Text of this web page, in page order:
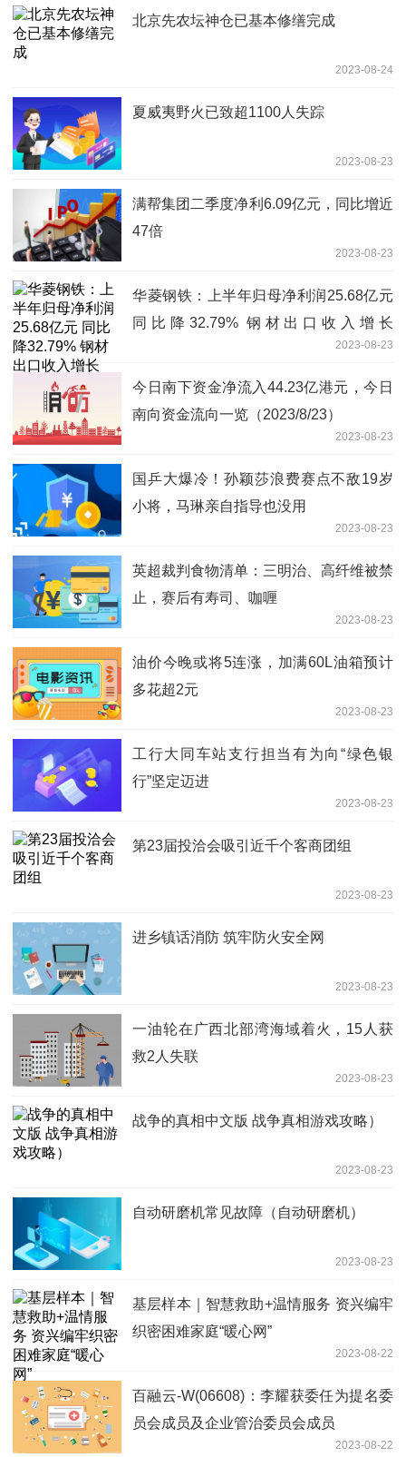
北京先农坛神仓已基本修缮完成
2023-08-24
夏威夷野火已致超1100人失踪
2023-08-23
满帮集团二季度净利6.09亿元，同比增近
47倍
2023-08-23
华菱钢铁：上半年归母净利润25.68亿元
同比降32.79% 钢材出口收入增长
2023-08-23
今日南下资金净流入44.23亿港元，今日
南向资金流向一览（2023/8/23）
2023-08-23
国乒大爆冷！孙颖莎浪费赛点不敌19岁
小将，马琳亲自指导也没用
2023-08-23
英超裁判食物清单：三明治、高纤维被禁
止，赛后有寿司、咖喱
2023-08-23
油价今晚或将5连涨，加满60L油箱预计
多花超2元
2023-08-23
工行大同车站支行担当有为向“绿色银
行”坚定迈进
2023-08-23
第23届投洽会吸引近千个客商团组
2023-08-23
进乡镇话消防 筑牢防火安全网
2023-08-23
一油轮在广西北部湾海域着火，15人获
救2人失联
2023-08-23
战争的真相中文版 战争真相游戏攻略）
2023-08-23
自动研磨机常见故障（自动研磨机）
2023-08-23
基层样本｜智慧救助+温情服务 资兴编牢
织密困难家庭“暖心网”
2023-08-22
百融云-W(06608)：李耀获委任为提名委
员会成员及企业管治委员会成员
2023-08-22